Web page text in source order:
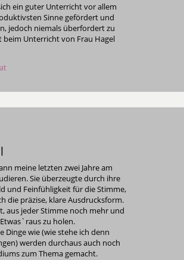
ein guter Unterricht vor allem
Sinne gefördert und
jedoch niemals überfordert zu
beim Unterricht von Frau Hagel
meine letzten zwei Jahre am
Sie überzeugte durch ihre
und Feinfühligkeit für die Stimme,
die präzise, klare Ausdrucksform.
aus jeder Stimme noch mehr und
zu holen.
Dinge wie (wie stehe ich denn
werden durchaus auch noch
zum Thema gemacht.